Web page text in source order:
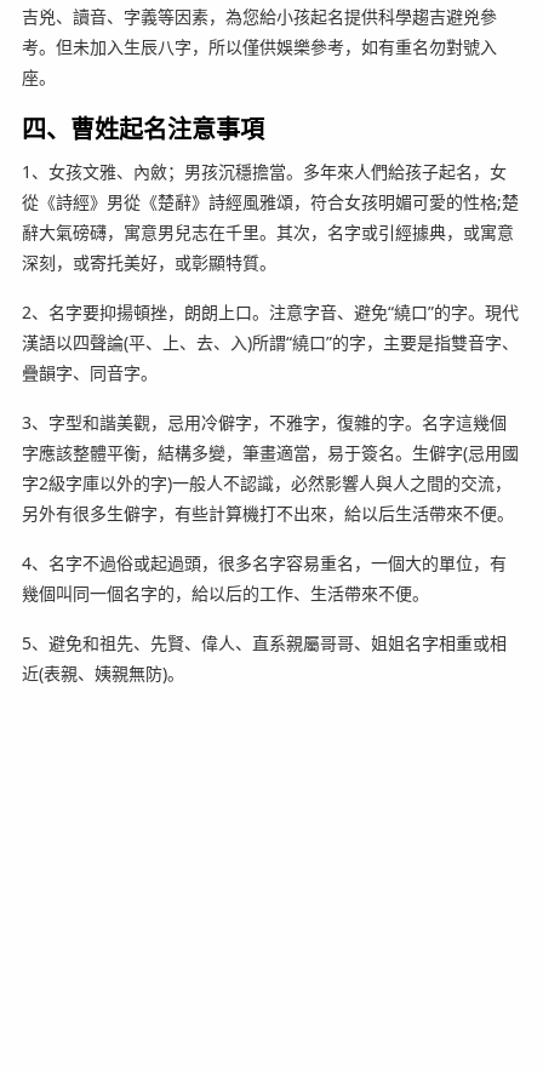
吉兇、讀音、字義等因素，為您給小孩起名提供科學趨吉避兇參
考。但未加入生辰八字，所以僅供娛樂參考，如有重名勿對號入
座。
四、曹姓起名注意事項
1、女孩文雅、內斂；男孩沉穩擔當。多年來人們給孩子起名，女
從《詩經》男從《楚辭》詩經風雅頌，符合女孩明媚可愛的性格;楚
辭大氣磅礴，寓意男兒志在千里。其次，名字或引經據典，或寓意
深刻，或寄托美好，或彰顯特質。
2、名字要抑揚頓挫，朗朗上口。注意字音、避免“繞口”的字。現代
漢語以四聲論(平、上、去、入)所謂“繞口”的字，主要是指雙音字、
疊韻字、同音字。
3、字型和諧美觀，忌用冷僻字，不雅字，復雜的字。名字這幾個
字應該整體平衡，結構多變，筆畫適當，易于簽名。生僻字(忌用國
字2級字庫以外的字)一般人不認識，必然影響人與人之間的交流，
另外有很多生僻字，有些計算機打不出來，給以后生活帶來不便。
4、名字不過俗或起過頭，很多名字容易重名，一個大的單位，有
幾個叫同一個名字的，給以后的工作、生活帶來不便。
5、避免和祖先、先賢、偉人、直系親屬哥哥、姐姐名字相重或相
近(表親、姨親無防)。